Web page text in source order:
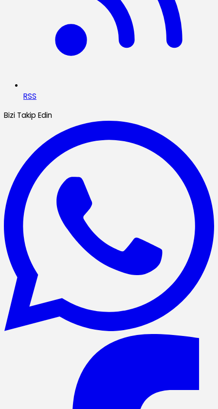
RSS
Bizi Takip Edin